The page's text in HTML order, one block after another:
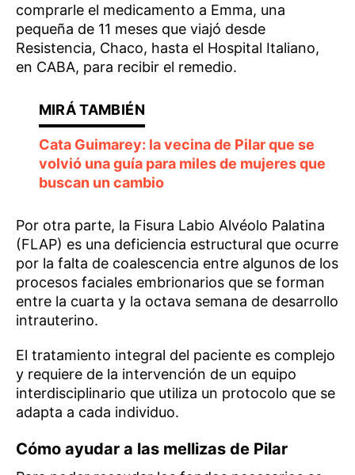
comprarle el medicamento a Emma, una
pequeña de 11 meses que viajó desde
Resistencia, Chaco, hasta el Hospital Italiano,
en CABA, para recibir el remedio.
Cata Guimarey: la vecina de Pilar que se
volvió una guía para miles de mujeres que
buscan un cambio
Por otra parte, la Fisura Labio Alvéolo Palatina
(FLAP) es una deficiencia estructural que ocurre
por la falta de coalescencia entre algunos de los
procesos faciales embrionarios que se forman
entre la cuarta y la octava semana de desarrollo
intrauterino.
El tratamiento integral del paciente es complejo
y requiere de la intervención de un equipo
interdisciplinario que utiliza un protocolo que se
adapta a cada individuo.
Cómo ayudar a las mellizas de Pilar